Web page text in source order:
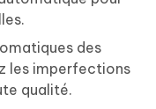
des
les imperfections
qualité.